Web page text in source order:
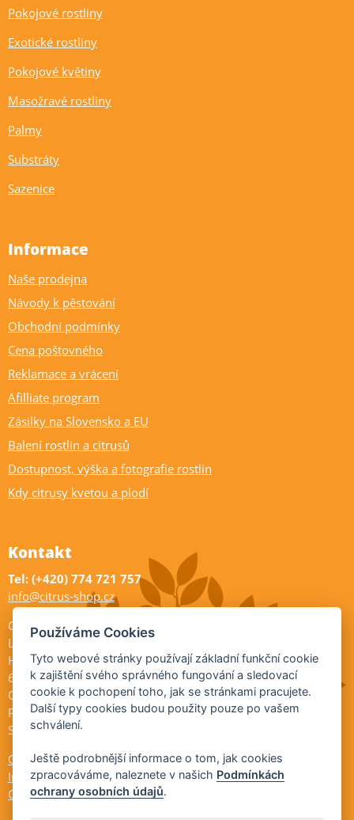
Pokojové rostliny
Exotické rostliny
Pokojové květiny
Masožravé rostliny
Palmy
Substráty
Sazenice
Informace
Naše prodejna
Návody k pěstování
Obchodní podmínky
Cena poštovného
Reklamace a vrácení
Afilliate program
Zásilky na Slovensko a EU
Balení rostlin a citrusů
Dostupnost, výška a fotografie rostlin
Kdy citrusy kvetou a plodí
Kontakt
Tel: (+420) 774 721 757
info@citrus-shop.cz
Citrus shop zahradnictví
Legionářů 2
Hodonín
695 01
Otevřeno:
Po-Pá 9-17
So 9-11:30
Ochrana osobních údajů
Informace ÚKZÚZ
Cookies
Používáme Cookies
Tyto webové stránky používají základní funkční cookie
k zajištění svého správného fungování a sledovací
cookie k pochopení toho, jak se stránkami pracujete.
Další typy cookies budou použity pouze po vašem
schválení.
Ještě podrobnější informace o tom, jak cookies
zpracováváme, naleznete v našich Podmínkách
ochrany osobních údajů.